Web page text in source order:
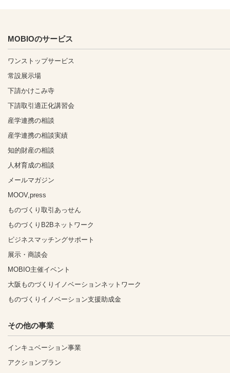
MOBIOのサービス
ワンストップサービス
常設展示場
下請かけこみ寺
下請取引適正化講習会
産学連携の相談
産学連携の相談実績
知的財産の相談
人材育成の相談
メールマガジン
MOOV,press
ものづくり取引あっせん
ものづくりB2Bネットワーク
ビジネスマッチングサポート
展示・商談会
MOBIO主催イベント
大阪ものづくりイノベーションネットワーク
ものづくりイノベーション支援助成金
その他の事業
インキュベーション事業
アクションプラン